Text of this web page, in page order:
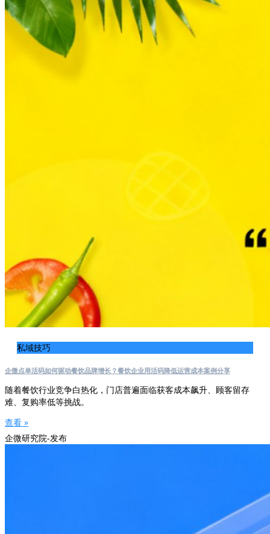
私域技巧
企微点单活码如何驱动餐饮品牌增长？餐饮企业用活码降低运营成本案例分享
随着餐饮行业竞争白热化，门店普遍面临获客成本飙升、顾客留存
难、复购率低等挑战。
查看 »
企微研究院-发布